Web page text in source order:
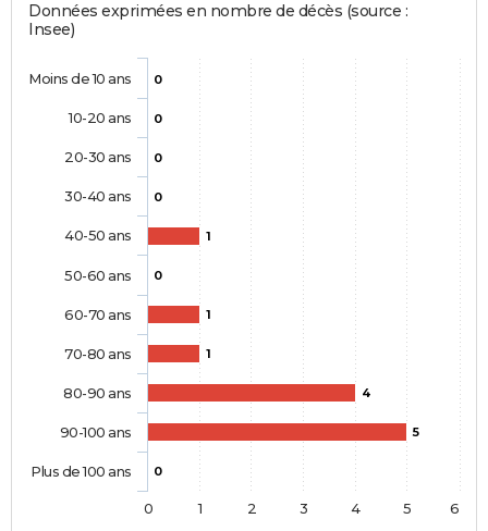
Données exprimées en nombre de décès (source :
Insee)
0
0
0
0
1
0
1
1
4
5
0
Moins de 10 ans
10-20 ans
20-30 ans
30-40 ans
40-50 ans
50-60 ans
60-70 ans
70-80 ans
80-90 ans
90-100 ans
Plus de 100 ans
0 1 2 3 4 5 6